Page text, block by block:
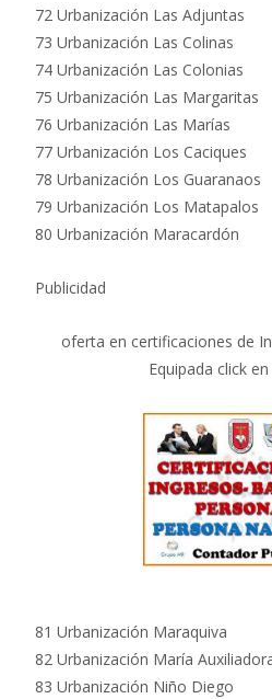
72 Urbanización Las Adjuntas
73 Urbanización Las Colinas
74 Urbanización Las Colonias
75 Urbanización Las Margaritas
76 Urbanización Las Marías
77 Urbanización Los Caciques
78 Urbanización Los Guaranaos
79 Urbanización Los Matapalos
80 Urbanización Maracardón
Publicidad
oferta en certificaciones de
Equipada click
81 Urbanización Maraquiva
82 Urbanización María
83 Urbanización Niño Diego